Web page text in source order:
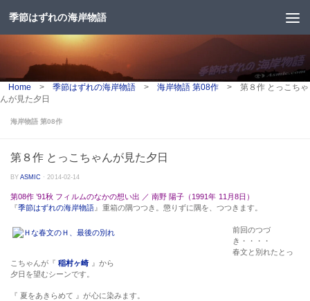
コンテンツへスキップ
季節はずれの海岸物語
Home > 季節はずれの海岸物語 > 海岸物語 第08作 > 第８作 とっこちゃ
んが見た夕日
海岸物語 第08作
第８作 とっこちゃんが見た夕日
BYASMIC ·2014-02-14
第08作 ’91秋 フィルムのなかの想い出 ／ 南野 陽子（1991年 11月8日）
『季節はずれの海岸物語 』重箱の隅つつき。懲りずに隅を、つつきます。
前回のつづ
き・・・・
春文と別れたとっ
こちゃんが『稲村ヶ崎 』から
夕日を望むシーンです。
『 夏をあきらめて 』が心に染みます。